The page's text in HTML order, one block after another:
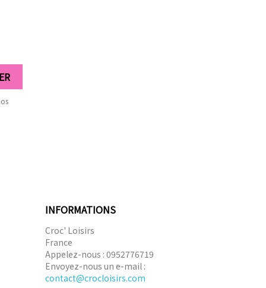
INFORMATIONS
Croc' Loisirs
France
Appelez-nous : 0952776719
Envoyez-nous un e-mail :
contact@crocloisirs.com